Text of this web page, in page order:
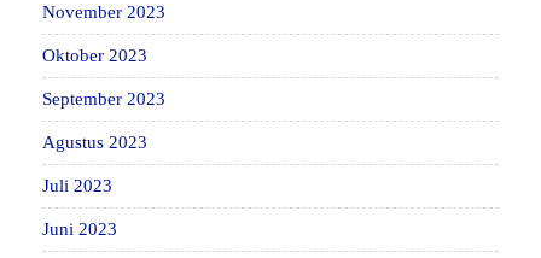
November 2023
Oktober 2023
September 2023
Agustus 2023
Juli 2023
Juni 2023